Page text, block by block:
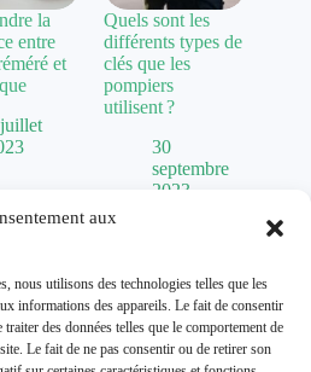
aux
nous utilisons des technologies telles que les
informations des appareils. Le fait de consentir
des données telles que le comportement de
Le fait de ne pas consentir ou de retirer son
la
entre
et
Quels sont les
différents types de
clés que les
pompiers
utilisent ?
30
septembre
2023